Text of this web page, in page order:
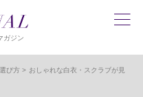
ガジン
び方
おしゃれな白衣・スクラブが見